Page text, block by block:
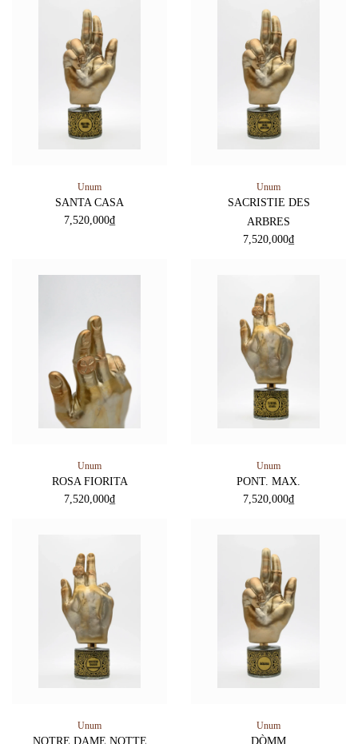
Unum
SANTA CASA
7,520,000₫
Unum
SACRISTIE DES
ARBRES
7,520,000₫
Unum
ROSA FIORITA
7,520,000₫
Unum
PONT. MAX.
7,520,000₫
Unum
NOTRE DAME NOTTE
Unum
DÒMM